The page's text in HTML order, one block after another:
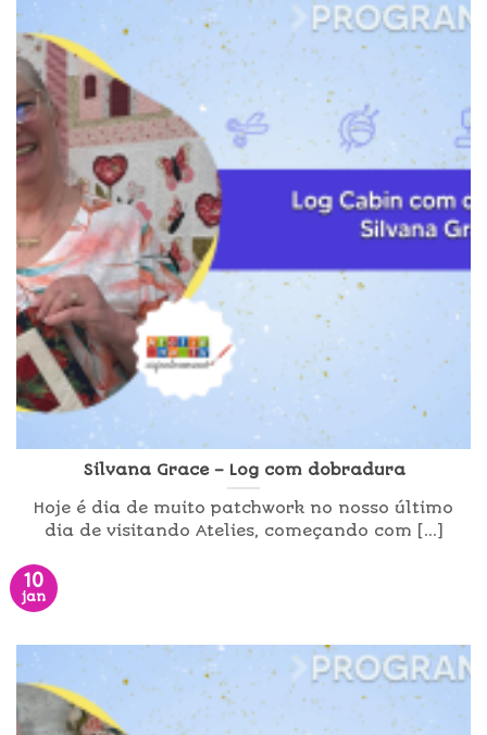
Silvana Grace – Log com dobradura
Hoje é dia de muito patchwork no nosso último
dia de visitando Atelies, começando com [...]
10
jan